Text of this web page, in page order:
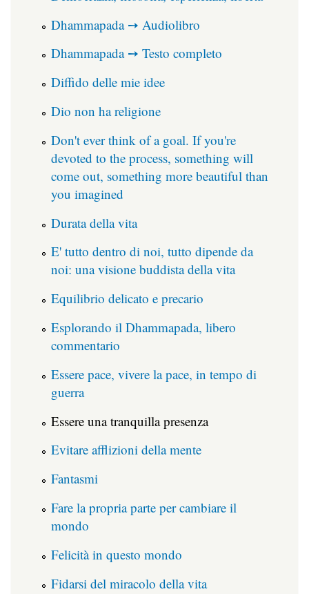
Dhammapada ➙ Audiolibro
Dhammapada ➙ Testo completo
Diffido delle mie idee
Dio non ha religione
Don't ever think of a goal. If you're
devoted to the process, something will
come out, something more beautiful than
you imagined
Durata della vita
E' tutto dentro di noi, tutto dipende da
noi: una visione buddista della vita
Equilibrio delicato e precario
Esplorando il Dhammapada, libero
commentario
Essere pace, vivere la pace, in tempo di
guerra
Essere una tranquilla presenza
Evitare afflizioni della mente
Fantasmi
Fare la propria parte per cambiare il
mondo
Felicità in questo mondo
Fidarsi del miracolo della vita